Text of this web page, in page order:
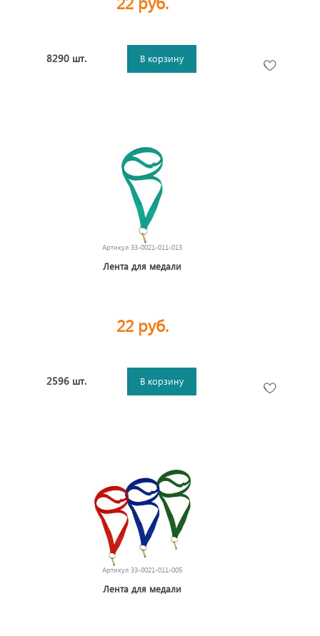
8290 шт. В корзину
Артикул 33-0021-011-013
Лента для медали
22 руб.
2596 шт. В корзину
Артикул 33-0021-011-005
Лента для медали